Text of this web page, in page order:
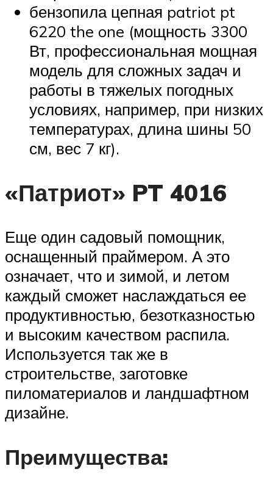
бензопила цепная patriot pt
6220 the one (мощность 3300
Вт, профессиональная мощная
модель для сложных задач и
работы в тяжелых погодных
условиях, например, при низких
температурах, длина шины 50
см, вес 7 кг).
«Патриот» PT 4016
Еще один садовый помощник,
оснащенный праймером. А это
означает, что и зимой, и летом
каждый сможет наслаждаться ее
продуктивностью, безотказностью
и высоким качеством распила.
Используется так же в
строительстве, заготовке
пиломатериалов и ландшафтном
дизайне.
Преимущества: